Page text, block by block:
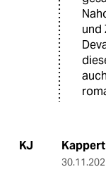
und
KJ